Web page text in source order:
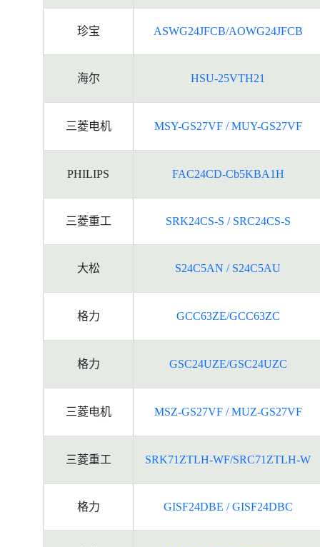
珍宝 ASWG24JFCB/AOWG24JFCB
海尔 HSU-25VTH21
三菱电机 MSY-GS27VF / MUY-GS27VF
PHILIPS FAC24CD-Cb5KBA1H
三菱重工 SRK24CS-S / SRC24CS-S
大松 S24C5AN / S24C5AU
格力 GCC63ZE/GCC63ZC
格力 GSC24UZE/GSC24UZC
三菱电机 MSZ-GS27VF / MUZ-GS27VF
三菱重工 SRK71ZTLH-WF/SRC71ZTLH-W
格力 GISF24DBE / GISF24DBC